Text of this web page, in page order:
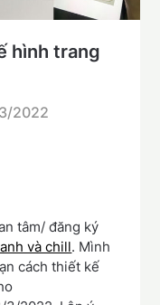
hình trang
2022
tâm/ đăng ký
và chill. Mình
cách thiết kế